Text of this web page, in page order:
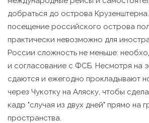
добраться до острова
посещение российского острова
практически невозможно для
России сложность не меньше:
и согласование с ФСБ. Несмотря на
сдаются и ежегодно прокладывают
через Чукотку на Аляску, чтобы
кадр "случая из двух дней" прямо на
пространства.